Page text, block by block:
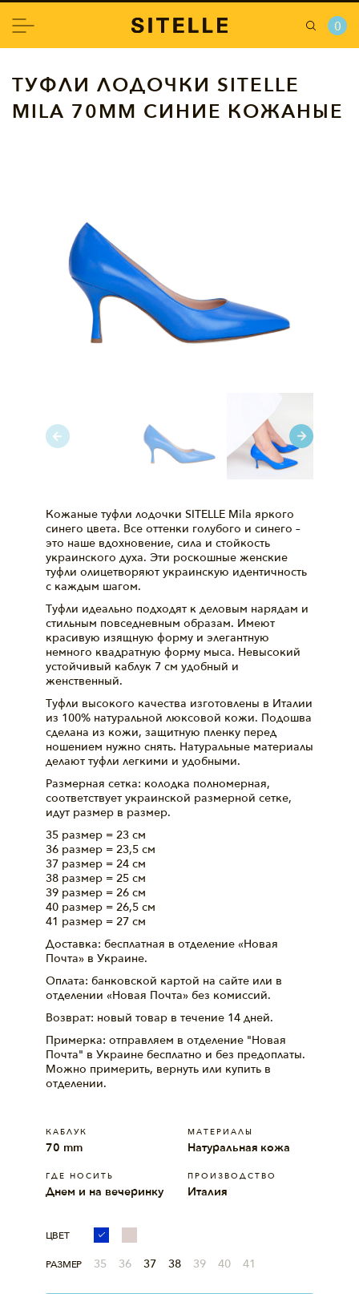
0
ТУФЛИ ЛОДОЧКИ SITELLE
MILA 70ММ СИНИЕ КОЖАНЫЕ
Кожаные туфли лодочки SITELLE Mila яркого
синего цвета. Все оттенки голубого и синего –
это наше вдохновение, сила и стойкость
украинского духа. Эти роскошные женские
туфли олицетворяют украинскую идентичность
с каждым шагом.
Туфли идеально подходят к деловым нарядам и
стильным повседневным образам. Имеют
красивую изящную форму и элегантную
немного квадратную форму мыса. Невысокий
устойчивый каблук 7 см удобный и
женственный.
Туфли высокого качества изготовлены в Италии
из 100% натуральной люксовой кожи. Подошва
сделана из кожи, защитную пленку перед
ношением нужно снять. Натуральные материалы
делают туфли легкими и удобными.
Размерная сетка: колодка полномерная,
соответствует украинской размерной сетке,
идут размер в размер.
35 размер = 23 см
36 размер = 23,5 см
37 размер = 24 см
38 размер = 25 см
39 размер = 26 см
40 размер = 26,5 см
41 размер = 27 см
Доставка: бесплатная в отделение «Новая
Почта» в Украине.
Оплата: банковской картой на сайте или в
отделении «Новая Почта» без комиссий.
Возврат: новый товар в течение 14 дней.
Примерка: отправляем в отделение "Новая
Почта" в Украине бесплатно и без предоплаты.
Можно примерить, вернуть или купить в
отделении.
КАБЛУК
70 mm
МАТЕРИАЛЫ
Натуральная кожа
ГДЕ НОСИТЬ
Днем и на вечеринку
ПРОИЗВОДСТВО
Италия
ЦВЕТ
РАЗМЕР 35 36 37 38 39 40 41